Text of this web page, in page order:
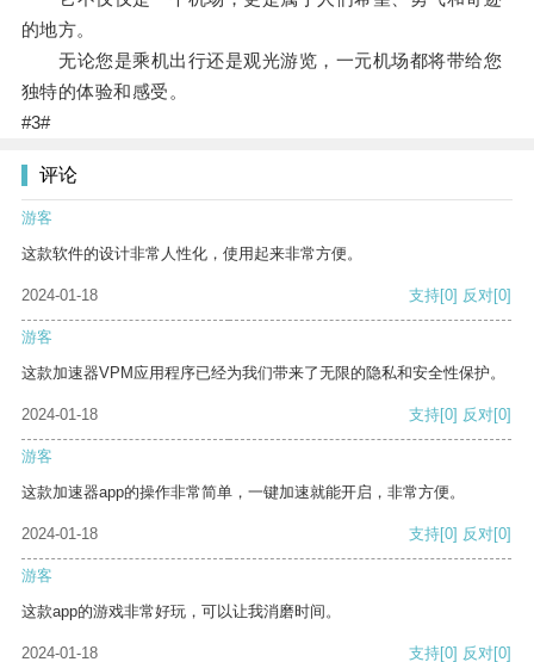
的地方。
无论您是乘机出行还是观光游览，一元机场都将带给您
独特的体验和感受。
#3#
评论
游客
这款软件的设计非常人性化，使用起来非常方便。
2024-01-18 支持[0] 反对[0]
游客
这款加速器VPM应用程序已经为我们带来了无限的隐私和安全性保护。
2024-01-18 支持[0] 反对[0]
游客
这款加速器app的操作非常简单，一键加速就能开启，非常方便。
2024-01-18 支持[0] 反对[0]
游客
这款app的游戏非常好玩，可以让我消磨时间。
2024-01-18 支持[0] 反对[0]